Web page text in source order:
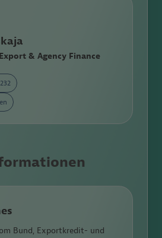
& Agency Finance
Bund, Exportkredit- und